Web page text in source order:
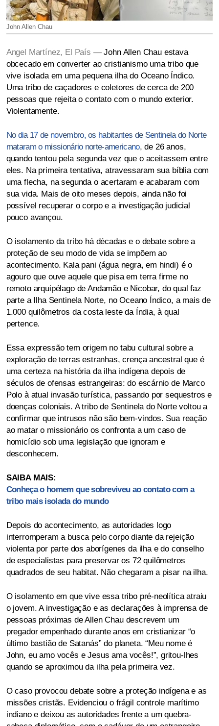
John Allen Chau
Angel Martínez, El País —John Allen Chau estava
obcecado em converter ao cristianismo uma tribo que
vive isolada em uma pequena ilha do Oceano Índico.
Uma tribo de caçadores e coletores de cerca de 200
pessoas que rejeita o contato com o mundo exterior.
Violentamente.
No dia 17 de novembro, os habitantes de Sentinela do Norte
mataram o missionário norte-americano, de 26 anos,
quando tentou pela segunda vez que o aceitassem entre
eles. Na primeira tentativa, atravessaram sua bíblia com
uma flecha, na segunda o acertaram e acabaram com
sua vida. Mais de oito meses depois, ainda não foi
possível recuperar o corpo e a investigação judicial
pouco avançou.
O isolamento da tribo há décadas e o debate sobre a
proteção de seu modo de vida se impõem ao
acontecimento. Kala pani (água negra, em hindi) é o
agouro que ouve aquele que pisa em terra firme no
remoto arquipélago de Andamão e Nicobar, do qual faz
parte a Ilha Sentinela Norte, no Oceano Índico, a mais de
1.000 quilômetros da costa leste da Índia, à qual
pertence.
Essa expressão tem origem no tabu cultural sobre a
exploração de terras estranhas, crença ancestral que é
uma certeza na história da ilha indígena depois de
séculos de ofensas estrangeiras: do escárnio de Marco
Polo à atual invasão turística, passando por sequestros e
doenças coloniais. A tribo de Sentinela do Norte voltou a
confirmar que intrusos não são bem-vindos. Sua reação
ao matar o missionário os confronta a um caso de
homicídio sob uma legislação que ignoram e
desconhecem.
SAIBA MAIS:
Conheça o homem que sobreviveu ao contato com a
tribo mais isolada do mundo
Depois do acontecimento, as autoridades logo
interromperam a busca pelo corpo diante da rejeição
violenta por parte dos aborígenes da ilha e do conselho
de especialistas para preservar os 72 quilômetros
quadrados de seu habitat. Não chegaram a pisar na ilha.
O isolamento em que vive essa tribo pré-neolítica atraiu
o jovem. A investigação e as declarações à imprensa de
pessoas próximas de Allen Chau descrevem um
pregador empenhado durante anos em cristianizar “o
último bastião de Satanás” do planeta. “Meu nome é
John, eu amo vocês e Jesus ama vocês!”, gritou-lhes
quando se aproximou da ilha pela primeira vez.
O caso provocou debate sobre a proteção indígena e as
missões cristãs. Evidenciou o frágil controle marítimo
indiano e deixou as autoridades frente a um quebra-